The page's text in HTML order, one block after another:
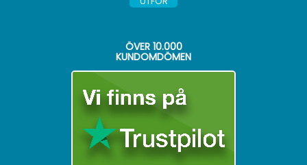
ÖVER 10.000
KUNDOMDÖMEN